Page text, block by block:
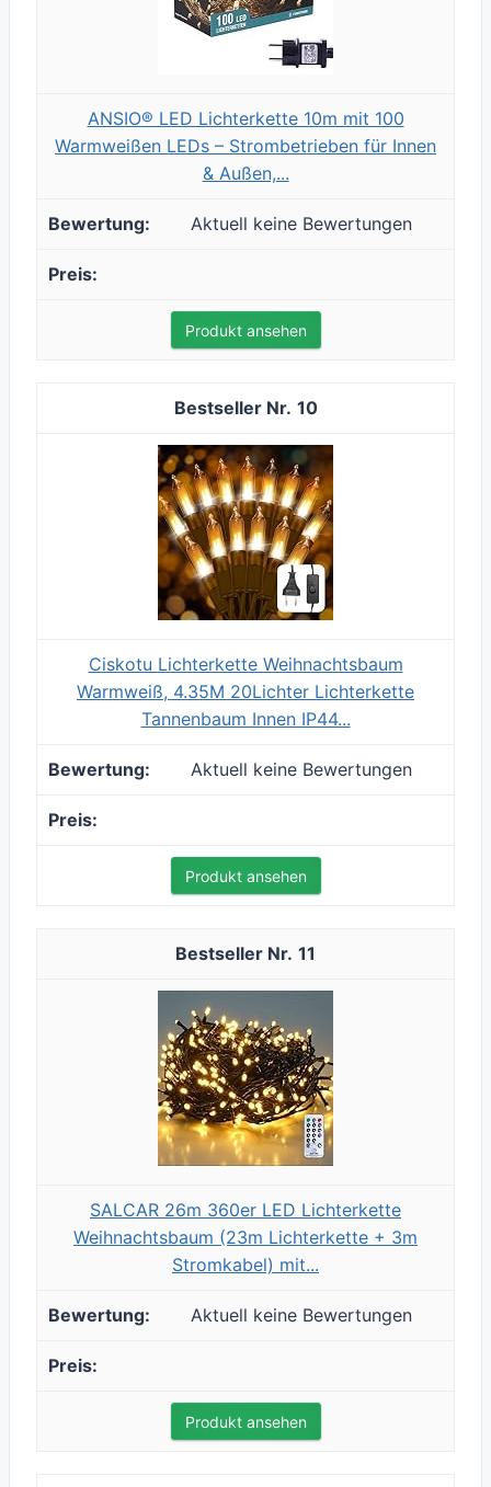
ANSIO® LED Lichterkette 10m mit 100
Warmweißen LEDs – Strombetrieben für Innen
& Außen,...
Aktuell keine Bewertungen
Produkt ansehen
10
Ciskotu Lichterkette Weihnachtsbaum
Warmweiß, 4.35M 20Lichter Lichterkette
Tannenbaum Innen IP44...
Aktuell keine Bewertungen
Produkt ansehen
11
SALCAR 26m 360er LED Lichterkette
Weihnachtsbaum (23m Lichterkette + 3m
Stromkabel) mit...
Aktuell keine Bewertungen
Produkt ansehen